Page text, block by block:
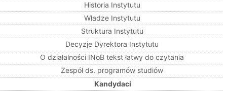
Historia Instytutu
Władze Instytutu
Struktura Instytutu
Decyzje Dyrektora Instytutu
O działalności INoB tekst łatwy do czytania
Zespół ds. programów studiów
Kandydaci